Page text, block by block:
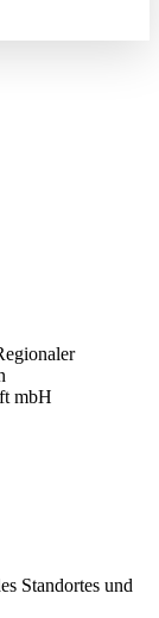
mbH
Standortes und